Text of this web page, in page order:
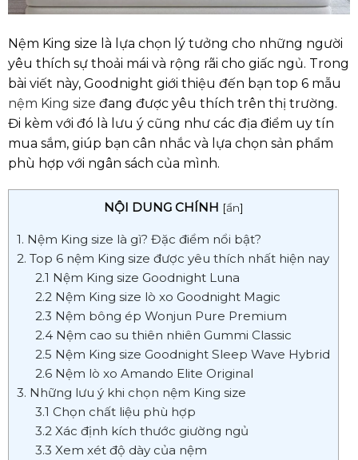
Nệm King size là lựa chọn lý tưởng cho những người
yêu thích sự thoải mái và rộng rãi cho giấc ngủ. Trong
bài viết này, Goodnight giới thiệu đến bạn top 6 mẫu
nệm King size đang được yêu thích trên thị trường.
Đi kèm với đó là lưu ý cũng như các địa điểm uy tín
mua sắm, giúp bạn cân nhắc và lựa chọn sản phẩm
phù hợp với ngân sách của mình.
NỘI DUNG CHÍNH [ẩn]
1. Nệm King size là gì? Đặc điểm nổi bật?
2. Top 6 nệm King size được yêu thích nhất hiện nay
2.1 Nệm King size Goodnight Luna
2.2 Nệm King size lò xo Goodnight Magic
2.3 Nệm bông ép Wonjun Pure Premium
2.4 Nệm cao su thiên nhiên Gummi Classic
2.5 Nệm King size Goodnight Sleep Wave Hybrid
2.6 Nệm lò xo Amando Elite Original
3. Những lưu ý khi chọn nệm King size
3.1 Chọn chất liệu phù hợp
3.2 Xác định kích thước giường ngủ
3.3 Xem xét độ dày của nệm